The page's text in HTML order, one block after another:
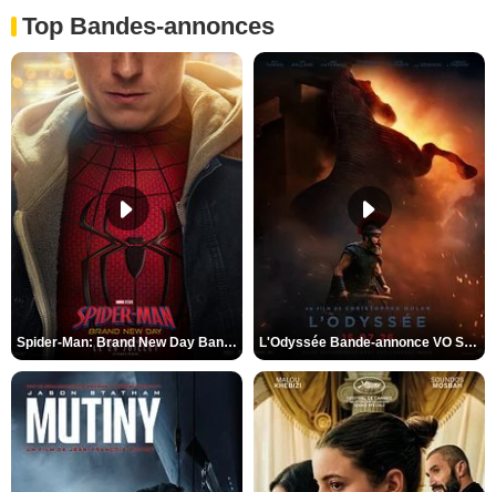
Top Bandes-annonces
Spider-Man: Brand New Day Bande-annonce VO STFR L'Odyssée Bande-annonce VO STFR